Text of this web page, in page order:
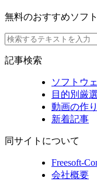
無料のおすすめソフ
記事検索
ソフトウ
目的別厳選
動画の作
新着記事
同サイトについて
Freesoft-
会社概要